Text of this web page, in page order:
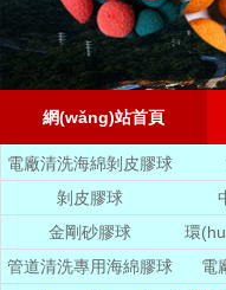
網(wǎng)站首頁
電廠清洗海綿剝皮膠球
剝皮膠球
金剛砂膠球
環
管道清洗專用海綿膠球
電